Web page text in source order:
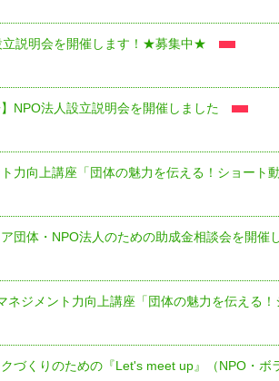
立説明会を開催します！★募集中★
】NPO法人設立説明会を開催しました
力向上講座「団体の魅力を伝える！ショート
団体・NPO法人のための助成金相談会を開
ネジメント力向上講座「団体の魅力を伝える
づくりのための『Let's meet up』（NPO・